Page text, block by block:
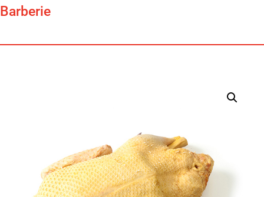
Barberie